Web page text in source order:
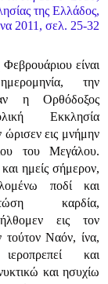
της Ελλάδος,
2011, σελ. 25-32
είναι
την
η Ορθόδοξος
Εκκλησία
εις μνήμην
του Μεγάλου.
και ημείς σήμερον,
ποδί και
καρδία,
εις τον
τούτον Ναόν, ίνα,
και
και ησυχίω